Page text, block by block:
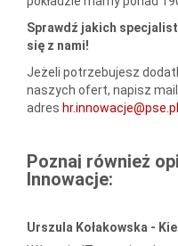
Sprawdź jakich
się z nami!
Jeżeli potrzebujesz
naszych ofert, napisz
adres hr.innowacje@pse.pl
Poznaj również
Innowacje:
Urszula Kołakowska -